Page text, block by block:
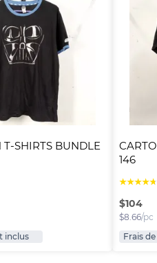
T-SHIRTS BUNDLE
inclus
146
★★★★★
$104
$8.66/pc
Frais